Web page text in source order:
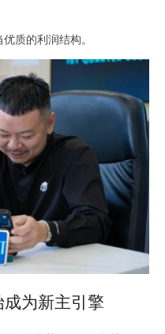
质的利润结构。
成为新主引擎